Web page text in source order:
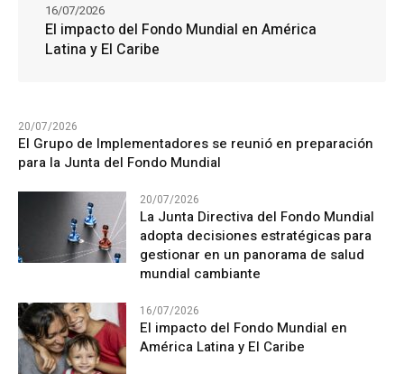
El impacto del Fondo Mundial en América
Latina y El Caribe
16/07/2026
20/07/2026
El Grupo de Implementadores se reunió en preparación
para la Junta del Fondo Mundial
20/07/2026
La Junta Directiva del Fondo Mundial
adopta decisiones estratégicas para
gestionar en un panorama de salud
mundial cambiante
16/07/2026
El impacto del Fondo Mundial en
América Latina y El Caribe